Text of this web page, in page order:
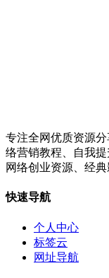
专注全网优质资源
络营销教程、自我
网络创业资源、经
快速导航
个人中心
标签云
网址导航